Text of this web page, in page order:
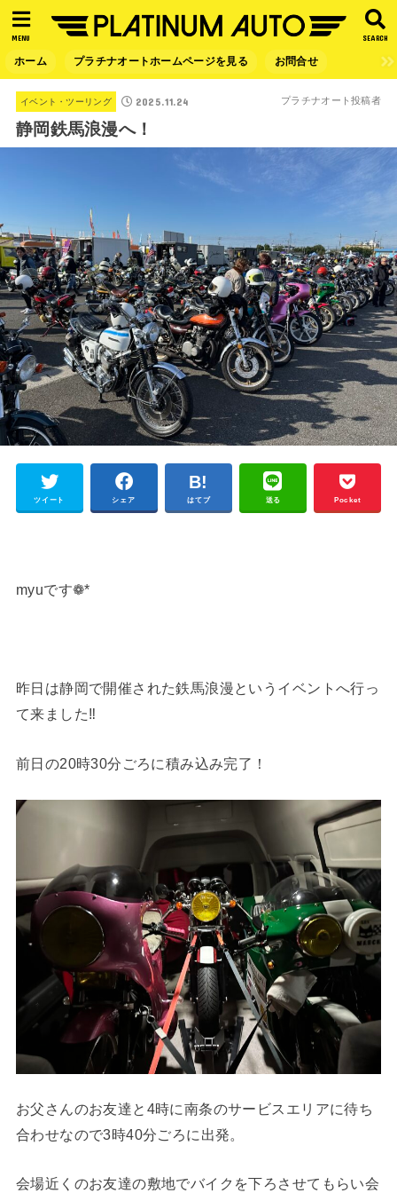
SEARCH
MENU
ホーム プラチナオートホームページを見る お問合せ
イベント・ツーリング 2025.11.24 プラチナオート投稿者
静岡鉄馬浪漫へ！
ツイート シェア はてブ 送る Pocket
myuです❁*
昨日は静岡で開催された鉄馬浪漫というイベントへ行っ
て来ました‼︎
前日の20時30分ごろに積み込み完了！
お父さんのお友達と4時に南条のサービスエリアに待ち
合わせなので3時40分ごろに出発。
会場近くのお友達の敷地でバイクを下ろさせてもらい会